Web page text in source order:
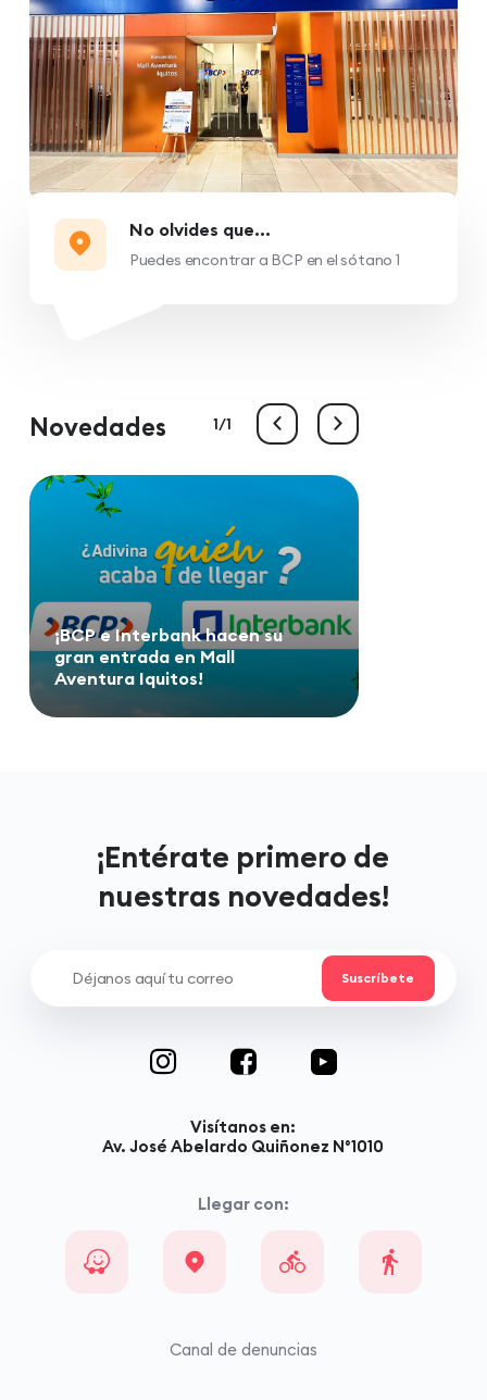
No olvides que...
Puedes encontrar a BCP en el sótano 1
Novedades
¡BCP e Interbank hacen su
gran entrada en Mall
Aventura Iquitos!
1 1
¡Entérate primero de
nuestras novedades!
Visítanos en:
Av. José Abelardo Quiñonez N°1010
Llegar con:
Canal de denuncias